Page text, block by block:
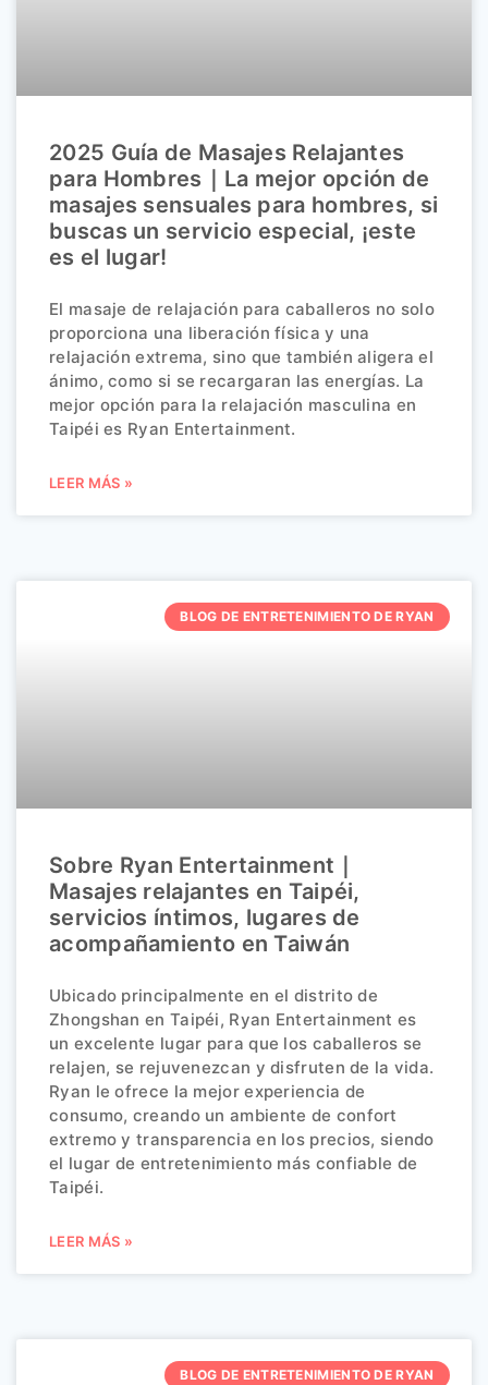
2025 Guía de Masajes Relajantes
para Hombres｜La mejor opción de
masajes sensuales para hombres, si
buscas un servicio especial, ¡este
es el lugar!
El masaje de relajación para caballeros no solo
proporciona una liberación física y una
relajación extrema, sino que también aligera el
ánimo, como si se recargaran las energías. La
mejor opción para la relajación masculina en
Taipéi es Ryan Entertainment.
LEER MÁS »
BLOG DE ENTRETENIMIENTO DE RYAN
Sobre Ryan Entertainment｜
Masajes relajantes en Taipéi,
servicios íntimos, lugares de
acompañamiento en Taiwán
Ubicado principalmente en el distrito de
Zhongshan en Taipéi, Ryan Entertainment es
un excelente lugar para que los caballeros se
relajen, se rejuvenezcan y disfruten de la vida.
Ryan le ofrece la mejor experiencia de
consumo, creando un ambiente de confort
extremo y transparencia en los precios, siendo
el lugar de entretenimiento más confiable de
Taipéi.
LEER MÁS »
BLOG DE ENTRETENIMIENTO DE RYAN